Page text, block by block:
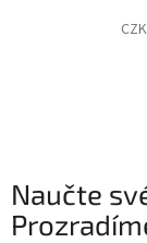
CZK
Naučte